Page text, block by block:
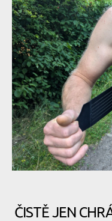
ČISTĚ JEN